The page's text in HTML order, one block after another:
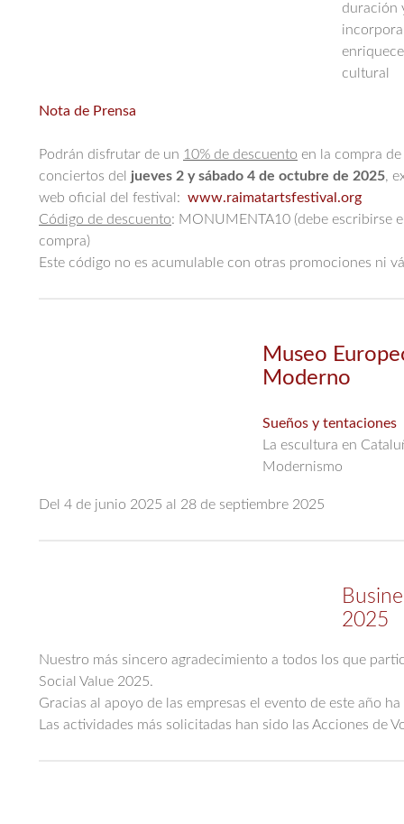
duración
cultural
Nota de Prensa
Podrán disfrutar de un 10% de descuento en la compra
conciertos del jueves 2 y sábado 4 de octubre de 2025,
web oficial del festival: www.raimatartsfestival.org
Código de descuento: MONUMENTA10 (debe escribirse
compra)
Este código no es acumulable con otras promociones ni
Museo
Moderno
Sueños y tentaciones
La escultura en
Modernismo
Del 4 de junio 2025 al 28 de septiembre 2025
2025
Nuestro más sincero agradecimiento a todos los que
Social Value 2025.
Gracias al apoyo de las empresas el evento de este año
Las actividades más solicitadas han sido las Acciones de